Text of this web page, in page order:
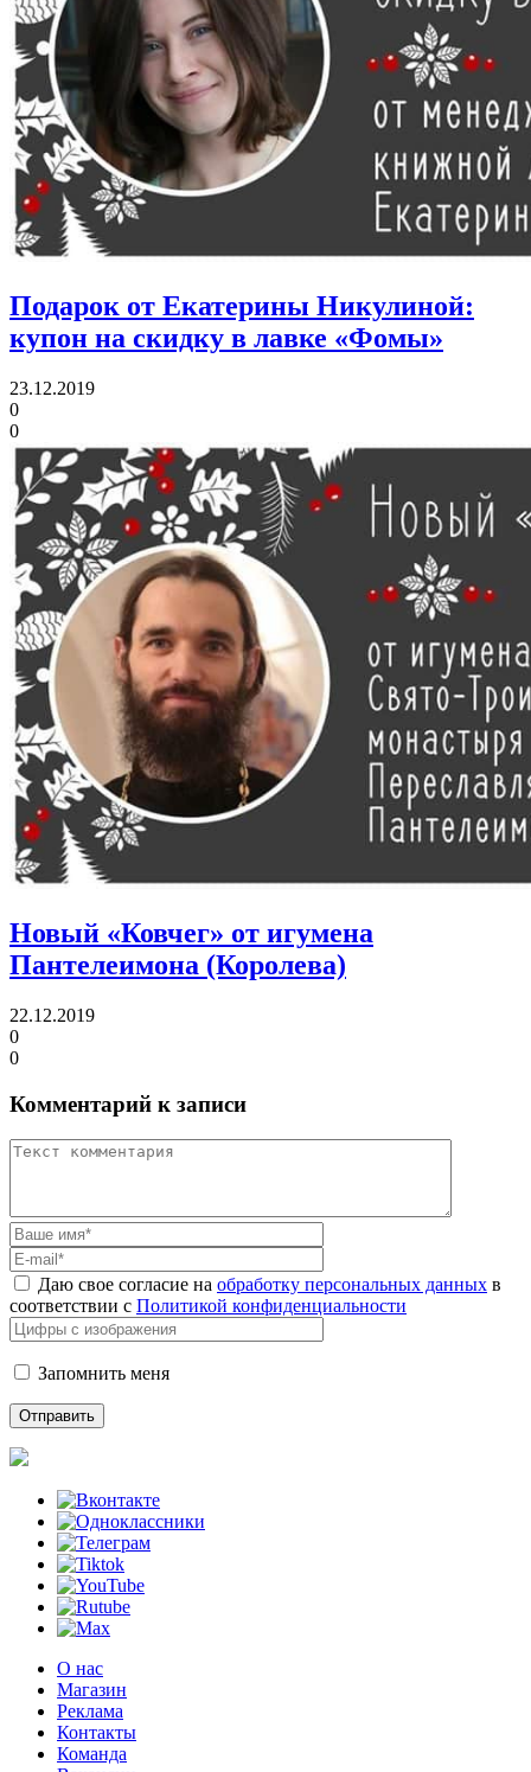
Подарок от Екатерины Никулиной:
купон на скидку в лавке «Фомы»
23.12.2019
0
0
Новый «Ковчег» от игумена
Пантелеимона (Королева)
22.12.2019
0
0
Комментарий к записи
Даю свое согласие на обработку персональных данных в
соответствии с Политикой конфиденциальности
Запомнить меня
О нас
Магазин
Реклама
Контакты
Команда